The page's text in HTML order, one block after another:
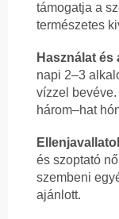
támogatja a
természetes
Használat
napi 2–3
vízzel
három–hat
és szoptató
szembeni
ajánlott.